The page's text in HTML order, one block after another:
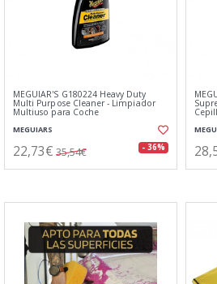
MEGUIAR'S G180224 Heavy Duty
Multi Purpose Cleaner - Limpiador
Multiuso para Coche
MEGUIARS
22,73€ 35,54€ - 36%